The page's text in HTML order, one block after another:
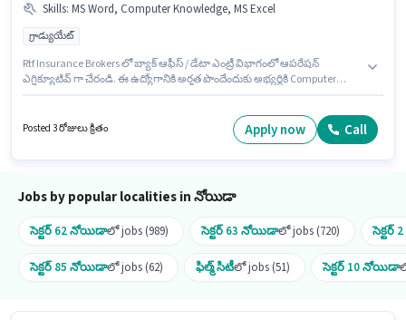
Skills: MS Word, Computer Knowledge, MS Excel
గ్రాడ్యుయేట్
Rtf Insurance Brokers లో బ్యాక్ ఆఫీస్ / డేటా ఎంట్రీ విభాగంలో ఆపరేషన్
ఎగ్జిక్యూటివ్ గా చేరండి. ఈ ఉద్యోగానికి అర్హత పొందేందుకు అభ్యర్థికి Computer
ఉద్యోగానికి Fixed జీతం ఇవ్వబడుతుంది. ఈ ఉద్యోగం సెక్టర్ 142 నోయిడా, నోయిడా
లో ఉంది. దరఖాస్తుదారులు కనీసం గ్రాడ్యుయేట్ డిగ్రీ లేదా సర్టిఫికెట్ కలిగి ఉండాలి.
Posted 3 రోజులు క్రితం Apply now Call
Jobs by popular localities in నోయిడా
సెక్టర్ 62 నోయిడాలో jobs (989) సెక్టర్ 63 నోయిడాలో jobs (720)
సెక్టర్ 85 నోయిడాలో jobs (62) ఫిల్మ్ సిటీలో jobs (51) సెక్టర్ 10 నోయిడా